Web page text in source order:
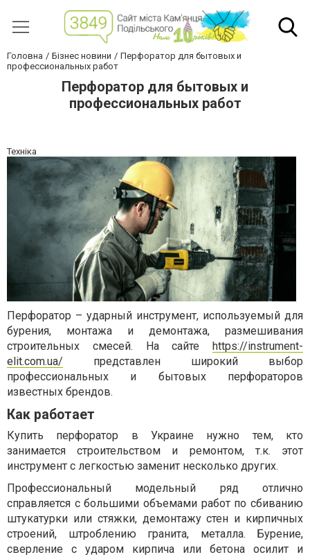
Головна Бізнес новини
Перфоратор для бытовых и
профессиональных работ
Перфоратор для бытовых и
профессиональных работ
Техніка
Перфоратор – ударный инструмент, используемый для
бурения, монтажа и демонтажа, размешивания
строительных смесей. На сайте https://instrument-
elit.com.ua/ представлен широкий выбор
профессиональных и бытовых перфораторов
известных брендов.
Как работает
Купить перфоратор в Украине нужно тем, кто
занимается строительством и ремонтом, т.к. этот
инструмент с легкостью заменит несколько других.
Профессиональный модельный ряд отлично
справляется с большими объемами работ по сбиванию
штукатурки или стяжки, демонтажу стен и кирпичных
строений, штроблению гранита, металла. Бурение,
сверление с ударом кирпича или бетона осилит и